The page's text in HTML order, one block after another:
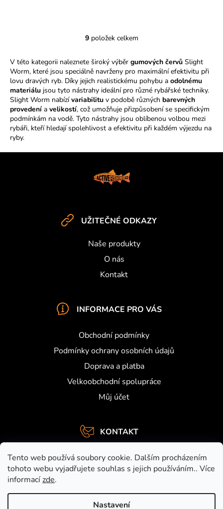
Tento web používá soubory cookie. Dalším procházením
tohoto webu vyjadřujete souhlas s jejich používáním.. Více
informacízde.
Nastavení
O
l
á
d
a
c
í
p
v
y
v
i
u
9položek celkem
V této kategorii naleznete široký výběr gumových červů Slight
Worm, které jsou speciálně navrženy pro maximální efektivitu při
lovu dravých ryb. Díky jejich realistickému pohybu a odolnému
materiálu jsou tyto nástrahy ideální pro různé rybářské techniky.
Slight Worm nabízívariabilitu v podobě různých barevných
provedení a velikostí, což umožňuje přizpůsobení se specifickým
podmínkám na vodě. Tyto nástrahy jsou oblíbenou volbou mezi
rybáři, kteří hledají spolehlivost a efektivitu při každém výjezdu na
ryby.
UŽITEČNÉ ODKAZY
Naše produkty
O nás
Kontakt
INFORMACE PRO VÁS
Obchodní podmínky
Podmínky ochrany osobních údajů
Doprava a platba
Velkoobchodní spolupráce
Můj účet
KONTAKT
+420734459948
https://www.facebook.com/activefishing.cz
activefishingshop